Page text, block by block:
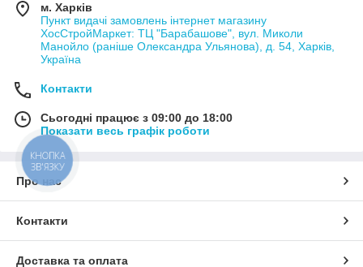
м. Харків
Пункт видачі замовлень інтернет магазину
ХосСтройМаркет: ТЦ "Барабашове", вул. Миколи
Манойло (раніше Олександра Ульянова), д. 54, Харків,
Україна
Контакти
Сьогодні працює з 09:00 до 18:00
Показати весь графік роботи
Про нас
Контакти
Доставка та оплата
КНОПКА
ЗВ'ЯЗКУ